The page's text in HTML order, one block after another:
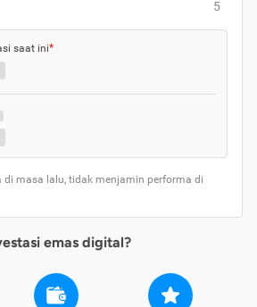
5
saat ini*
di masa lalu, tidak menjamin performa di
emas digital?